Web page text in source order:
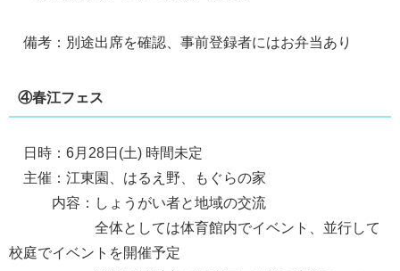
備考：別途出席を確認、事前登録者にはお弁当あり
④春江フェス
日時：6月28日(土) 時間未定
主催：江東園、はるえ野、もぐらの家
内容：しょうがい者と地域の交流
全体としては体育館内でイベント、並行して
校庭でイベントを開催予定